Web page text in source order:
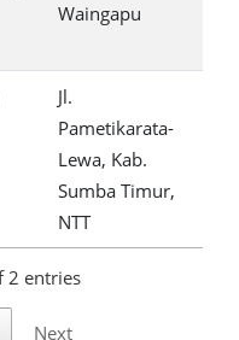
Waingapu
Jl.
Pametikarata-
Lewa, Kab.
Sumba Timur,
NTT
2 entries
Next